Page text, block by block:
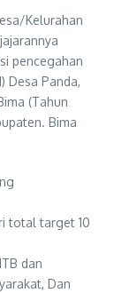
Kelurahan
pencegahan
Desa Panda,
(Tahun
Bima
total target 10
dan
Dan